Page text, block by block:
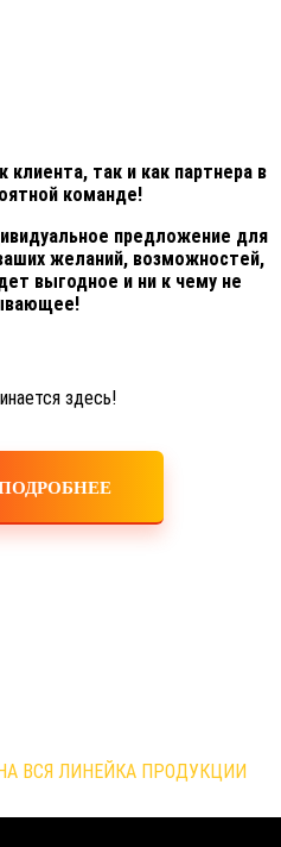
так и как партнера в
команде!
предложение для
желаний, возможностей,
выгодное и ни к чему не
здесь!
ВСЯ ЛИНЕЙКА ПРОДУКЦИИ